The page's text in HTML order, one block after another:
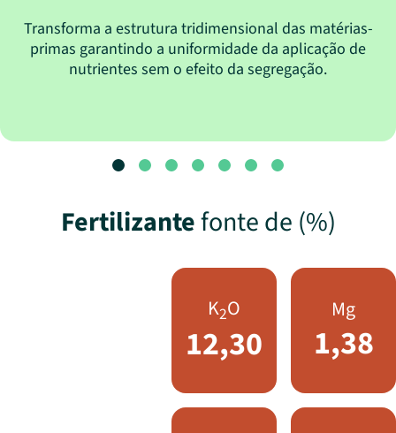
Transforma a estrutura tridimensional das matérias-
primas garantindo a uniformidade da aplicação de
nutrientes sem o efeito da segregação.
Fertilizantefonte de (%)
K2O
12,30
Mg
1,38